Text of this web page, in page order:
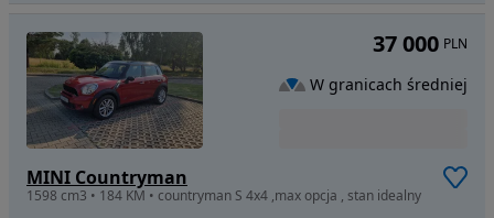
MINI Countryman
1598 cm3 • 184 KM • countryman S 4x4 ,max opcja , stan idealny
37 000 PLN
W granicach średniej